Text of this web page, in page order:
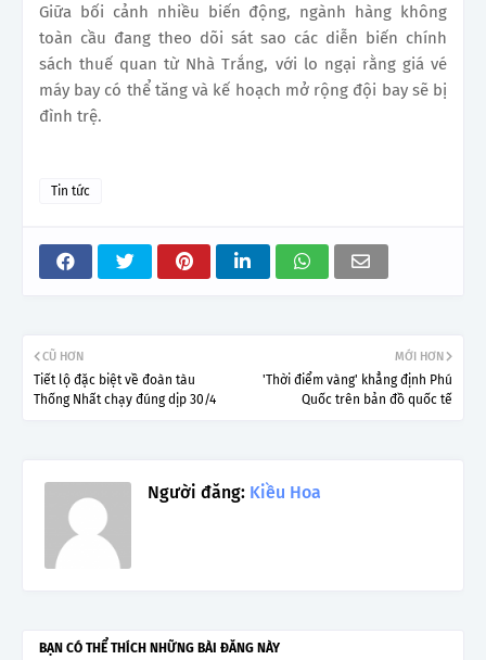
Giữa bối cảnh nhiều biến động, ngành hàng không
toàn cầu đang theo dõi sát sao các diễn biến chính
sách thuế quan từ Nhà Trắng, với lo ngại rằng giá vé
máy bay có thể tăng và kế hoạch mở rộng đội bay sẽ bị
đình trệ.
Tin tức
MỚI HƠN
'Thời điểm vàng' khẳng định Phú
Quốc trên bản đồ quốc tế
CŨ HƠN
Tiết lộ đặc biệt về đoàn tàu
Thống Nhất chạy đúng dịp 30/4
Người đăng: Kiều Hoa
BẠN CÓ THỂ THÍCH NHỮNG BÀI ĐĂNG NÀY